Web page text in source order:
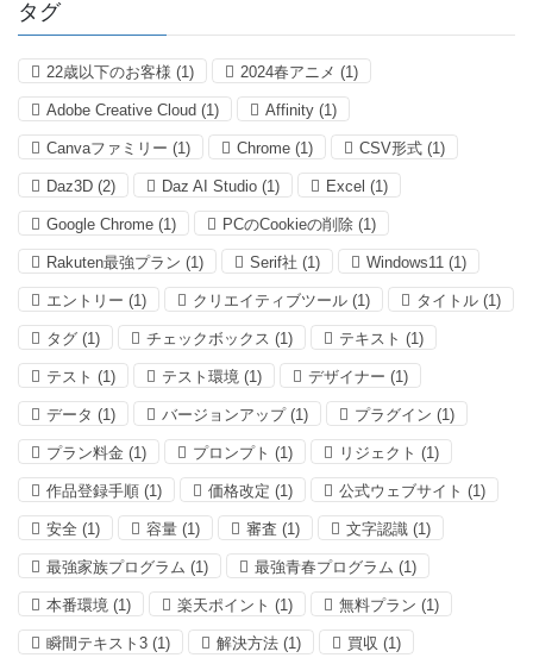
イ
タグ
22歳以下のお客様 (1) 2024春アニメ (1)
Adobe Creative Cloud (1) Affinity (1)
Canvaファミリー (1) Chrome (1) CSV形式 (1)
Daz3D (2) Daz AI Studio (1) Excel (1)
Google Chrome (1) PCのCookieの削除 (1)
Rakuten最強プラン (1) Serif社 (1) Windows11 (1)
エントリー (1) クリエイティブツール (1) タイトル (1)
タグ (1) チェックボックス (1) テキスト (1)
テスト (1) テスト環境 (1) デザイナー (1)
データ (1) バージョンアップ(1) プラグイン (1)
プラン料金 (1) プロンプト (1) リジェクト (1)
作品登録手順 (1) 価格改定 (1) 公式ウェブサイト (1)
安全 (1) 容量 (1) 審査 (1) 文字認識 (1)
最強家族プログラム (1) 最強青春プログラム (1)
本番環境 (1) 楽天ポイント (1) 無料プラン (1)
瞬間テキスト3 (1) 解決方法 (1) 買収 (1)